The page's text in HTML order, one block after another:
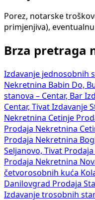
Porez, notarske
primjenjiva),
Brza pretraga
Izdavanje jednosobnih
Nekretnina Babin Do,
stanova – Centar, Bar
Centar, Tivat Izdavanje
Nekretnina Cetinje
Prodaja Nekretnina
Prodaja Nekretnina
Seljanovo, Tivat
Prodaja Nekretnina
četvorosobnih kuća
Danilovgrad Prodaja
Izdavanje trosobnih